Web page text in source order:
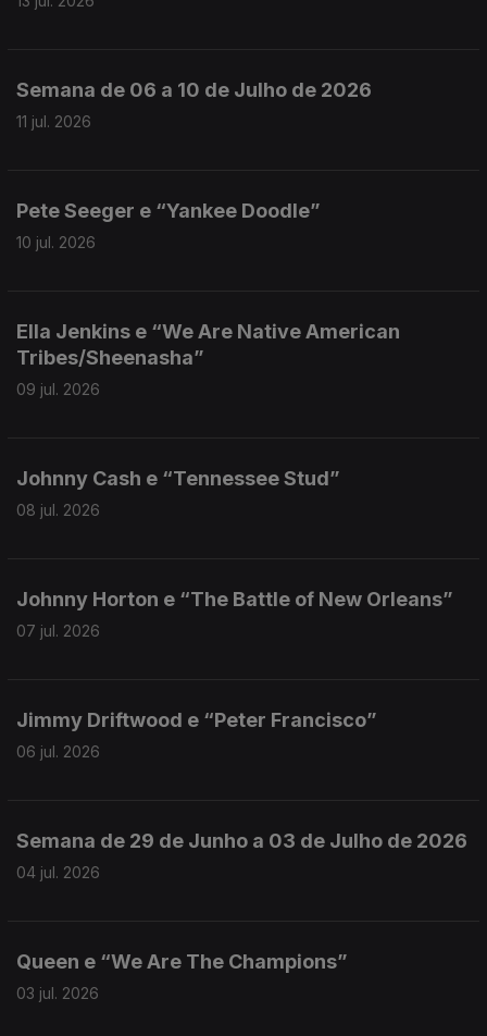
Semana de 06 a 10 de Julho de 2026
11 jul. 2026
Pete Seeger e “Yankee Doodle”
10 jul. 2026
Ella Jenkins e “We Are Native American
Tribes/Sheenasha”
09 jul. 2026
Johnny Cash e “Tennessee Stud”
08 jul. 2026
Johnny Horton e “The Battle of New Orleans”
07 jul. 2026
Jimmy Driftwood e “Peter Francisco”
06 jul. 2026
Semana de 29 de Junho a 03 de Julho de 2026
04 jul. 2026
Queen e “We Are The Champions”
03 jul. 2026